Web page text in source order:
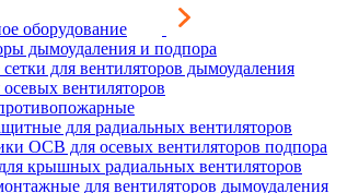
оборудование
дымоудаления и подпора
для вентиляторов дымоудаления
вентиляторов
для радиальных вентиляторов
ОСВ для осевых вентиляторов подпора
крышных радиальных вентиляторов
для вентиляторов дымоудаления